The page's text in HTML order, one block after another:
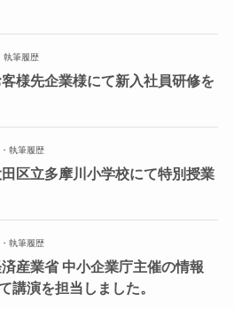
執筆履歴
様先企業様にて新入社員研修を
執筆履歴
区立多摩川小学校にて特別授業
執筆履歴
産業省 中小企業庁主催の情報
講演を担当しました。